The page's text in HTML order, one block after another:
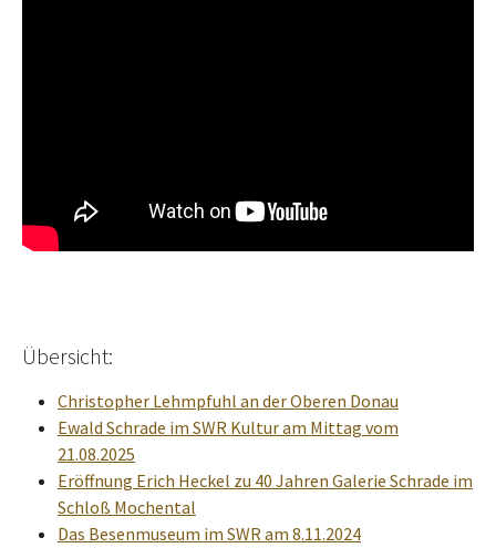
Übersicht:
Christopher Lehmpfuhl an der Oberen Donau
Ewald Schrade im SWR Kultur am Mittag vom
21.08.2025
Eröffnung Erich Heckel zu 40 Jahren Galerie Schrade im
Schloß Mochental
Das Besenmuseum im SWR am 8.11.2024